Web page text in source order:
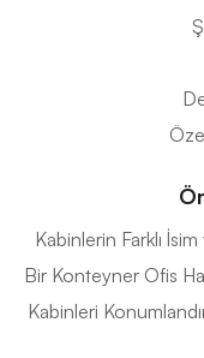
Kabinlerin Farklı
Bir Konteyner Ofis
Kabinleri